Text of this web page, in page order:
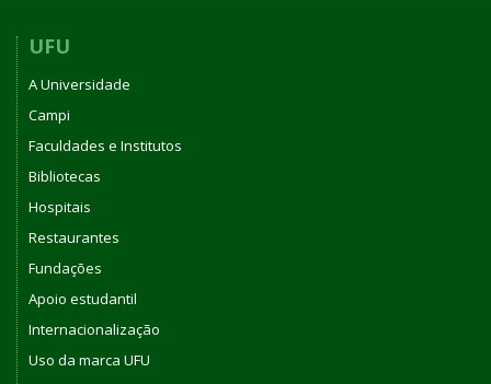
UFU
A Universidade
Campi
Faculdades e Institutos
Bibliotecas
Hospitais
Restaurantes
Fundações
Apoio estudantil
Internacionalização
Uso da marca UFU